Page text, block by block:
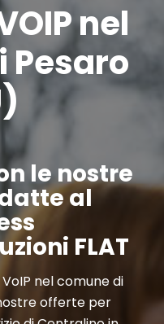
nel
Pesaro
le nostre
al
FLAT
nel comune di
offerte per